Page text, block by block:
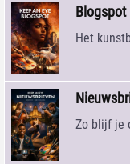
Blogspot
Het
Zo blijf je